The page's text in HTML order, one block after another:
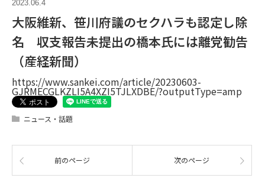
2023.06.4
大阪維新、笹川府議のセクハラも認定し除
名 収支報告未提出の橋本氏には離党勧告
（産経新聞）
https://www.sankei.com/article/20230603-
GJRMECGLKZLI5A4XZI5TJLXDBE/?outputType=amp
ニュース・話題
前のページ 次のページ